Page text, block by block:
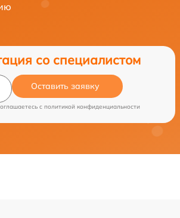
со специалистом
Оставить заявку
c политикой конфиденциальности